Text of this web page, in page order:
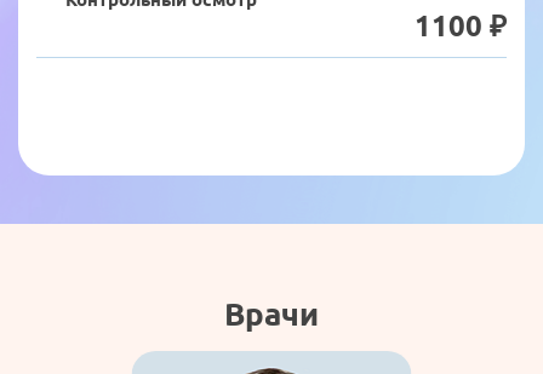
1100 ₽
Врачи
Записаться на прием
визита.